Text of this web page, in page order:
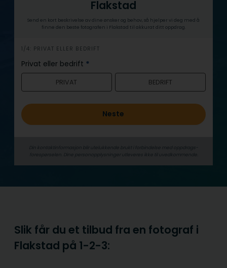
Flakstad
Send en kort beskrivelse av dine ønsker og behov, så hjelper vi deg med å
finne den beste fotografen i Flakstad til akkurat ditt oppdrag.
h
e
r
1/4: PRIVAT ELLER BEDRIFT
Privat eller bedrift *
PRIVAT BEDRIFT
Neste
Din kontaktinformasjon blir utelukkende brukt i forbindelse med oppdrags­
forespørselen. Dine person­­opplysninger utleveres ikke til uvedkommende.
Slik får du et tilbud fra en fotograf i
Flakstad på 1-2-3: